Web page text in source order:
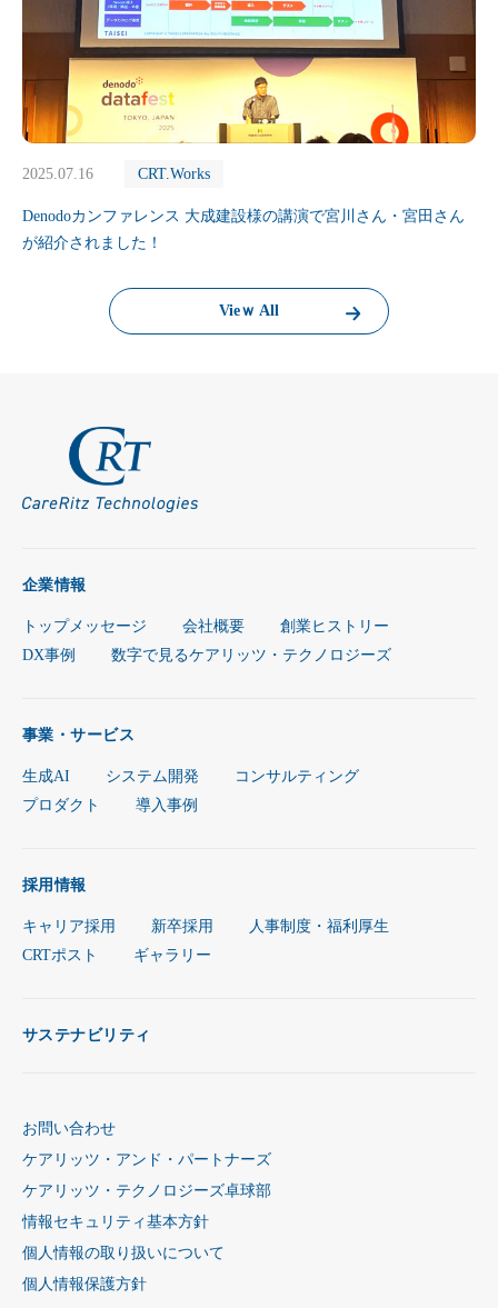
2025.07.16 CRT.Works
Denodoカンファレンス 大成建設様の講演で宮川さん・宮田さん
が紹介されました！
Vieｗ All
企業情報
トップメッセージ 会社概要
創業ヒストリー
DX事例
数字で見るケアリッツ・テクノロジーズ
事業・サービス
生成AI システム開発
コンサルティング
プロダクト
導入事例
採用情報
キャリア採用 新卒採用
人事制度・福利厚生
CRTポスト
ギャラリー
サステナビリティ
お問い合わせ
ケアリッツ・アンド・パートナーズ
ケアリッツ・テクノロジーズ卓球部
情報セキュリティ基本方針
個人情報の取り扱いについて
個人情報保護方針